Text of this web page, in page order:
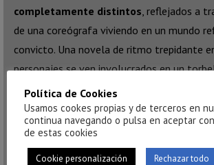
completamente distintos , reflejados a
de una coreógrafa viviendo en un mundo
convicto. Una novela de ritmo trepidante
personajes se ven involucrados en un
droga y sentimientos.
Cien noches, Luisgé Martín
Política de Cookies
Usamos cookes propias y de terceros en
continua navegando o pulsa en aceptar
de estas cookies
Cookie personalización Rechazar todo